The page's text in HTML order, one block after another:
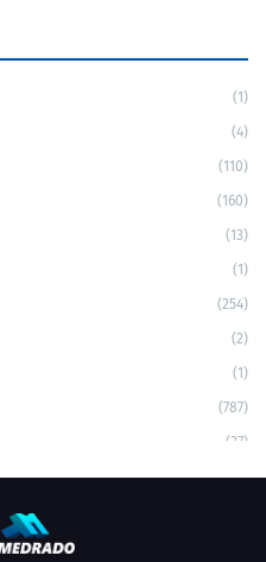
(1)
(4)
(110)
(160)
(13)
(1)
(254)
(2)
(1)
(787)
(37)
(9)